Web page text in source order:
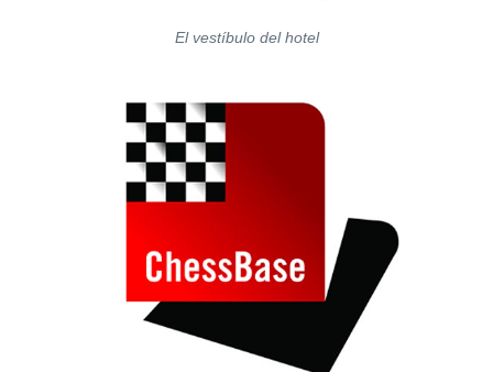
El vestíbulo del hotel